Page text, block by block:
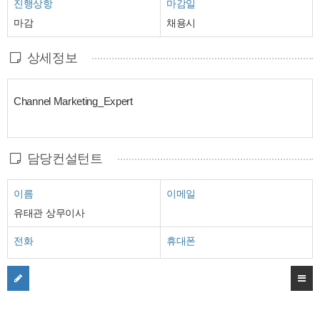
진행상항
마감
마감일
채용시
상세정보
Channel Marketing_Expert
담당컨설턴트
이름
유태관 상무이사
이메일
전화 휴대폰